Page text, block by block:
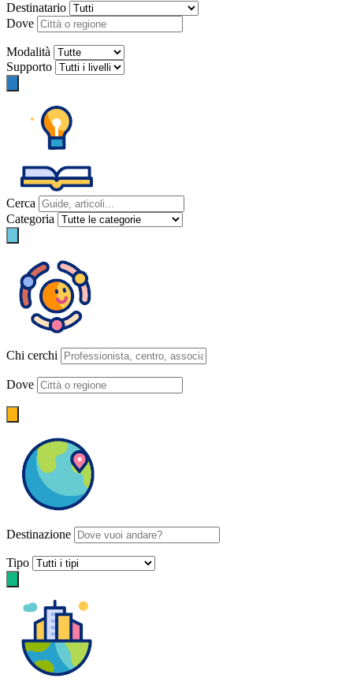
Destinatario
Dove
Modalità
Supporto
Cerca
Categoria
Chi cerchi
Dove
Destinazione
Tipo